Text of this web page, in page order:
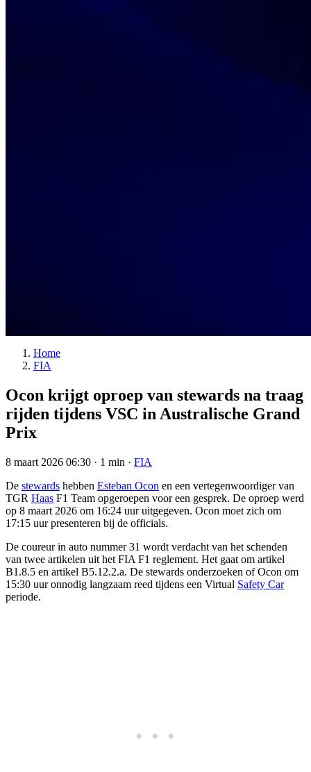
Home
FIA
Ocon krijgt oproep van stewards na traag
rijden tijdens VSC in Australische Grand
Prix
8 maart 2026 06:30 · 1 min · FIA
De stewards hebben Esteban Ocon en een vertegenwoordiger van
TGR Haas F1 Team opgeroepen voor een gesprek. De oproep werd
op 8 maart 2026 om 16:24 uur uitgegeven. Ocon moet zich om
17:15 uur presenteren bij de officials.
De coureur in auto nummer 31 wordt verdacht van het schenden
van twee artikelen uit het FIA F1 reglement. Het gaat om artikel
B1.8.5 en artikel B5.12.2.a. De stewards onderzoeken of Ocon om
15:30 uur onnodig langzaam reed tijdens een Virtual Safety Car
periode.